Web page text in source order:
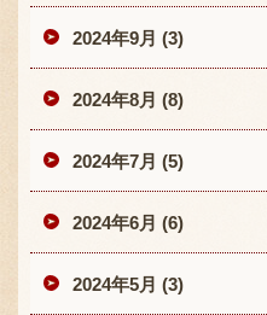
2024年9月 (3)
2024年8月 (8)
2024年7月 (5)
2024年6月 (6)
2024年5月 (3)